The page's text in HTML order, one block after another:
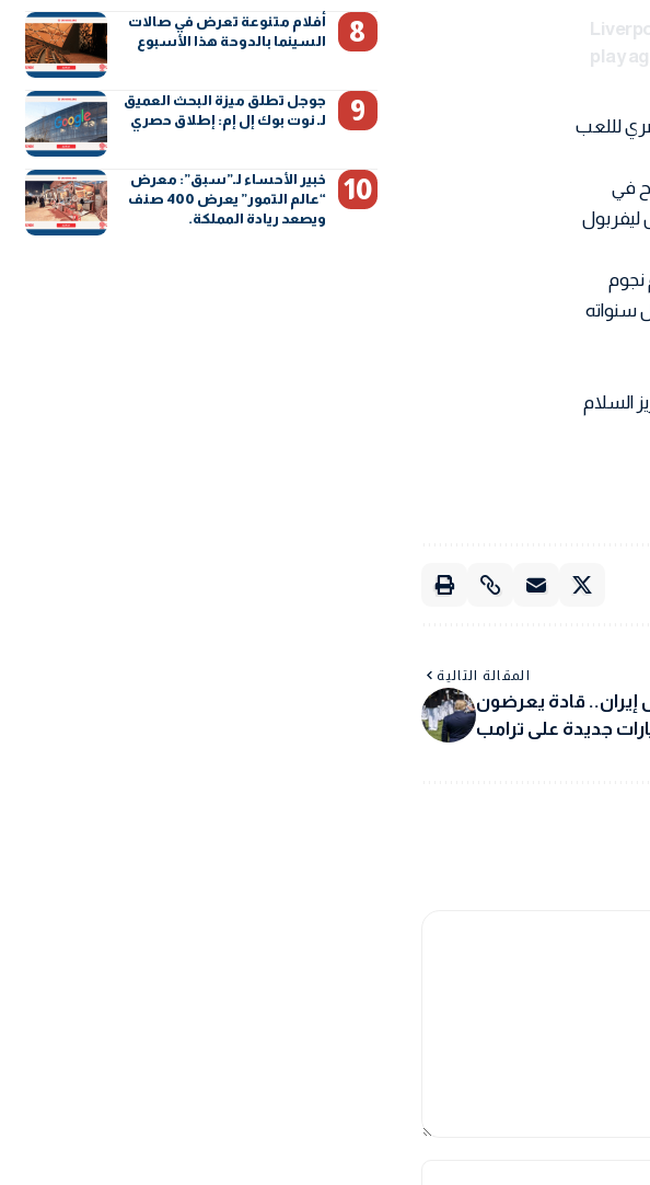
play
لللعب
في
قميص ليفربول
نجوم
سنواته
السلام
المقالة التالية
إيران.. قادة يعرضون
جديدة على ترامب
أفلام متنوعة تعرض في صالات
السينما بالدوحة هذا الأسبوع
جوجل تطلق ميزة البحث العميق
لـ نوت بوك إل إم: إطلاق حصري
خبير الأحساء لـ”سبق”: معرض
“عالم التمور” يعرض 400 صنف
ويصعد ريادة المملكة.